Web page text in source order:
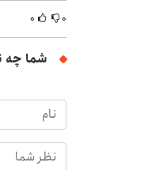
۰ ۰
شما چه